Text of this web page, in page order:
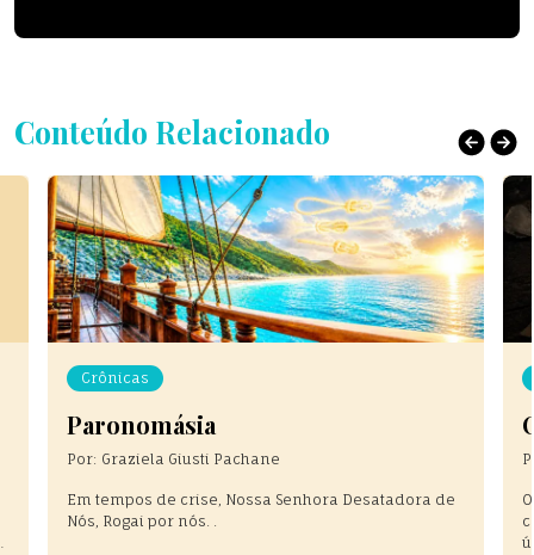
Conteúdo Relacionado
Crônicas
Paronomásia
Por: Graziela Giusti Pachane
Em tempos de crise, Nossa Senhora Desatadora de
Nós, Rogai por nós. .